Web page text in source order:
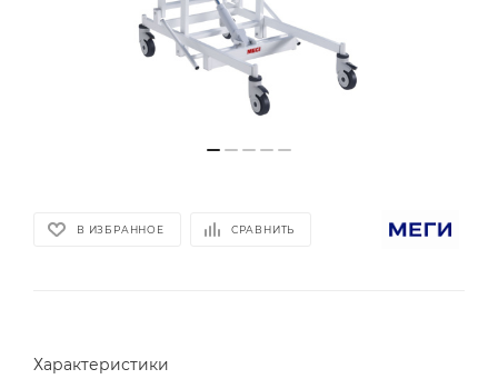
В ИЗБРАННОЕ СРАВНИТЬ
Характеристики